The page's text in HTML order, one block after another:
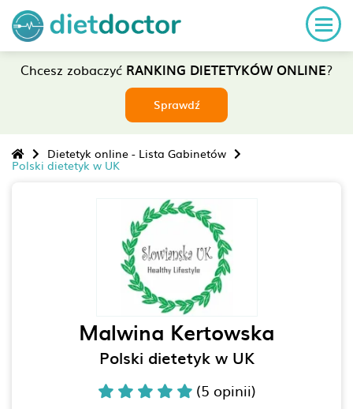
Chcesz zobaczyć RANKING DIETETYKÓW ONLINE?
Sprawdź
Dietetyk online - Lista Gabinetów
Polski dietetyk w UK
Malwina Kertowska
Polski dietetyk w UK
(5 opinii)